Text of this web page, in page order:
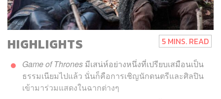
HIGHLIGHTS 5 MINS. READ
Game of Thrones มีเสน่ห์อย่างหนึ่งที่เปรียบเสมือนเป็น
ธรรมเนียมไปแล้ว นั่นก็คือการเชิญนักดนตรีและศิลปิน
เข้ามาร่วมแสดงในฉากต่างๆ